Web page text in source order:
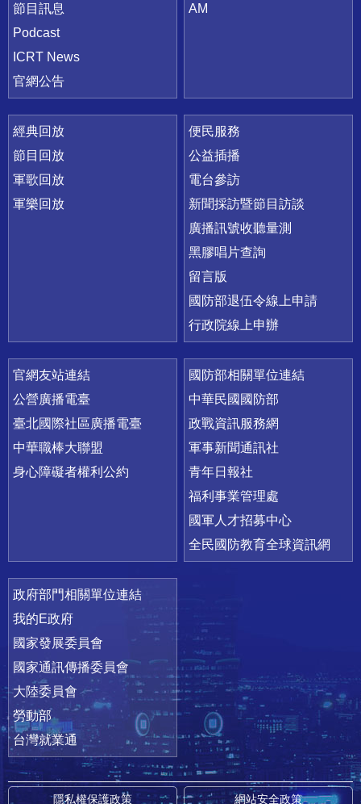
節目訊息
Podcast
ICRT News
官網公告
AM
經典回放
節目回放
軍歌回放
軍樂回放
便民服務
公益插播
電台參訪
新聞採訪暨節目訪談
廣播訊號收聽量測
黑膠唱片查詢
留言版
國防部退伍令線上申請
行政院線上申辦
官網友站連結
公營廣播電臺
臺北國際社區廣播電臺
中華職棒大聯盟
身心障礙者權利公約
國防部相關單位連結
中華民國國防部
政戰資訊服務網
軍事新聞通訊社
青年日報社
福利事業管理處
國軍人才招募中心
全民國防教育全球資訊網
政府部門相關單位連結
我的E政府
國家發展委員會
國家通訊傳播委員會
大陸委員會
勞動部
台灣就業通
隱私權保護政策 網站安全政策